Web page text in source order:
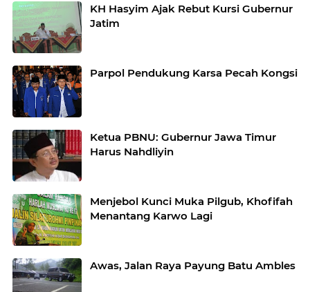
KH Hasyim Ajak Rebut Kursi Gubernur
Jatim
Parpol Pendukung Karsa Pecah Kongsi
Ketua PBNU: Gubernur Jawa Timur
Harus Nahdliyin
Menjebol Kunci Muka Pilgub, Khofifah
Menantang Karwo Lagi
Awas, Jalan Raya Payung Batu Ambles